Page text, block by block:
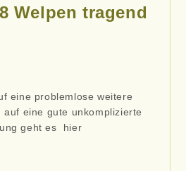
Welpen tragend
eine problemlose weitere
eine gute unkomplizierte
geht es hier